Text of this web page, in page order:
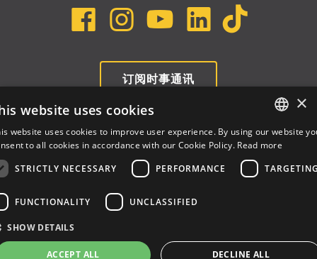
订阅时事通讯
Privacy Cookie Policy
ITALIAN
×
website uses cookies
website uses cookies to improve user experience. By using our website
to all cookies in accordance with our Cookie Policy. Read more
STRICTLY NECESSARY
PERFORMANCE
FUNCTIONALITY UNCLASSIFIED
SHOW DETAILS
ACCEPT ALL DECLINE ALL